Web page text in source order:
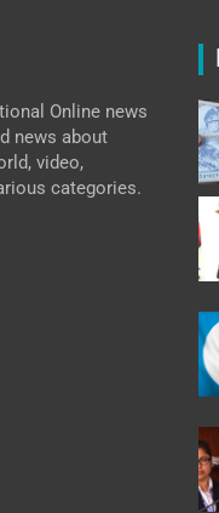
Online news
news about
video,
categories.